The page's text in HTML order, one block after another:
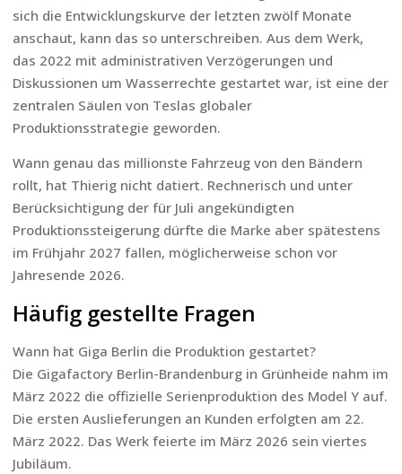
sich die Entwicklungskurve der letzten zwölf Monate
anschaut, kann das so unterschreiben. Aus dem Werk,
das 2022 mit administrativen Verzögerungen und
Diskussionen um Wasserrechte gestartet war, ist eine der
zentralen Säulen von Teslas globaler
Produktionsstrategie geworden.
Wann genau das millionste Fahrzeug von den Bändern
rollt, hat Thierig nicht datiert. Rechnerisch und unter
Berücksichtigung der für Juli angekündigten
Produktionssteigerung dürfte die Marke aber spätestens
im Frühjahr 2027 fallen, möglicherweise schon vor
Jahresende 2026.
Häufig gestellte Fragen
Wann hat Giga Berlin die Produktion gestartet?
Die Gigafactory Berlin-Brandenburg in Grünheide nahm im
März 2022 die offizielle Serienproduktion des Model Y auf.
Die ersten Auslieferungen an Kunden erfolgten am 22.
März 2022. Das Werk feierte im März 2026 sein viertes
Jubiläum.